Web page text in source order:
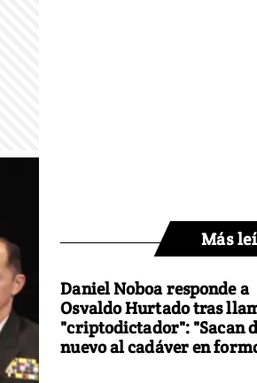
Más
Daniel Noboa responde a
Osvaldo Hurtado tras
"criptodictador": "Sacan
nuevo al cadáver en